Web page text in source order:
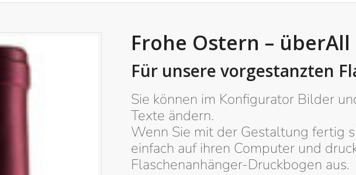
Frohe Ostern – überAll
Für unsere vorgestanzten
Sie können im Konfigurator Bilder
Texte ändern.
Wenn Sie mit der Gestaltung fertig
einfach auf ihren Computer und
Flaschenanhänger-Druckbogen aus.